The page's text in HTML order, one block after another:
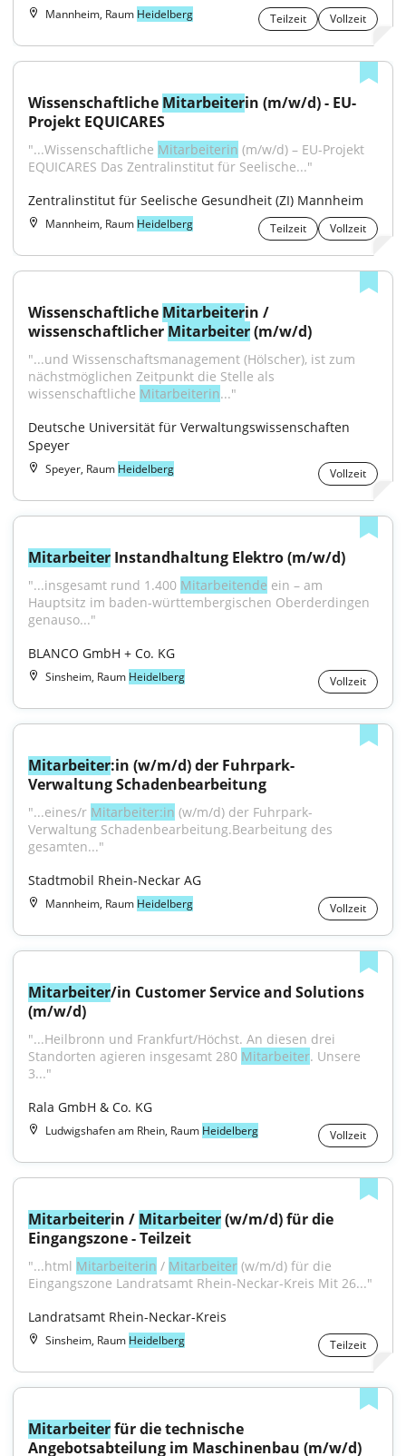
Mannheim, Raum Heidelberg Teilzeit Vollzeit
Wissenschaftliche Mitarbeiterin (m/w/d) - EU-
Projekt EQUICARES
"...Wissenschaftliche Mitarbeiterin (m/w/d) – EU-Projekt
EQUICARES Das Zentralinstitut für Seelische..."
Zentralinstitut für Seelische Gesundheit (ZI) Mannheim
Mannheim, Raum Heidelberg Teilzeit Vollzeit
Wissenschaftliche Mitarbeiterin /
wissenschaftlicher Mitarbeiter (m/w/d)
"...und Wissenschaftsmanagement (Hölscher), ist zum
nächstmöglichen Zeitpunkt die Stelle als
wissenschaftliche Mitarbeiterin..."
Deutsche Universität für Verwaltungswissenschaften
Speyer
Speyer, Raum Heidelberg Vollzeit
Mitarbeiter Instandhaltung Elektro (m/w/d)
"...insgesamt rund 1.400 Mitarbeitende ein – am
Hauptsitz im baden-württembergischen Oberderdingen
genauso..."
BLANCO GmbH + Co. KG
Sinsheim, Raum Heidelberg Vollzeit
Mitarbeiter:in (w/m/d) der Fuhrpark-
Verwaltung Schadenbearbeitung
"...eines/r Mitarbeiter:in (w/m/d) der Fuhrpark-
Verwaltung Schadenbearbeitung.Bearbeitung des
gesamten..."
Stadtmobil Rhein-Neckar AG
Mannheim, Raum Heidelberg Vollzeit
Mitarbeiter/in Customer Service and Solutions
(m/w/d)
"...Heilbronn und Frankfurt/Höchst. An diesen drei
Standorten agieren insgesamt 280 Mitarbeiter. Unsere
3..."
Rala GmbH & Co. KG
Ludwigshafen am Rhein, Raum Heidelberg Vollzeit
Mitarbeiterin / Mitarbeiter (w/m/d) für die
Eingangszone - Teilzeit
"...html Mitarbeiterin / Mitarbeiter (w/m/d) für die
Eingangszone Landratsamt Rhein-Neckar-Kreis Mit 26..."
Landratsamt Rhein-Neckar-Kreis
Sinsheim, Raum Heidelberg Teilzeit
Mitarbeiter für die technische
Angebotsabteilung im Maschinenbau (m/w/d)